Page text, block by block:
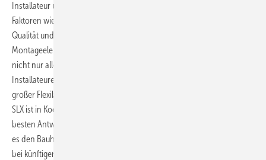
Installateur über Erfolg oder Misserfolg. Maßgeblich sind hierbei
Faktoren wie eine einfache Montage, Flexibilität in der Anwendung,
Qualität und eine präzise Justierung. Grohe bietet mit dem
Montageelement Rapid SLX (
nicht nur allen derzeitigen Anforderungen gerecht wird, sondern
Installateuren vor allem die Arbeit maßgeblich erleichtert und mit
großer Flexibilität auch auf neue Entwicklungen vorbereitet ist. Rapid
SLX ist in Kooperation mit dem Handwerk entstanden und bietet die
besten Antworten auf die Bedürfnisse der Profis. Zugleich ermöglicht
es den Bauherren ein Maximum an Flexibilität und stellt sicher, auch
bei künftigen Modernisierungen immer noch ein passendes System in